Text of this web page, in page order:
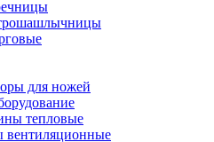
для ножей
тепловые
вентиляционные